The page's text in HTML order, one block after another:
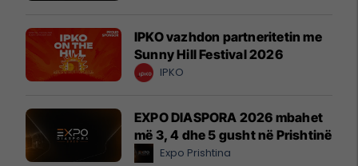
IPKO vazhdon partneritetin me
Sunny Hill Festival 2026
IPKO
EXPO DIASPORA 2026 mbahet
më 3, 4 dhe 5 gusht në Prishtinë
Expo Prishtina